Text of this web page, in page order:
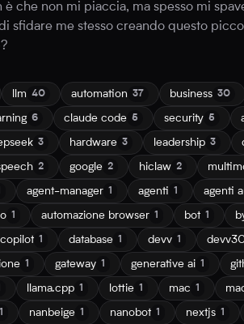
che non mi piaccia, ma spesso mi
sfidare me stesso creando questo
llm 40 automation 37 business 30
6 claude code 5 security 5
3 hardware 3 leadership 3
2 google 2 hiclaw 2
agent-manager 1 agenti 1 agenti
1 automazione browser 1 bot 1
copilot 1 database 1 devv 1
1 gateway 1 generative ai 1
llama.cpp 1 lottie 1 mac 1
1 nanbeige 1 nanobot 1 nextjs 1